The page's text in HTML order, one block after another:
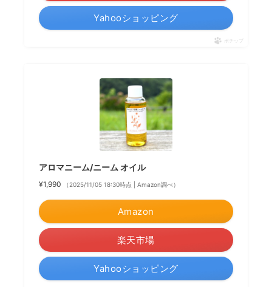
Yahooショッピング
ポチップ
アロマニーム/ニーム オイル
¥1,990 （2025/11/05 18:30時点 | Amazon調べ）
Amazon
楽天市場
Yahooショッピング